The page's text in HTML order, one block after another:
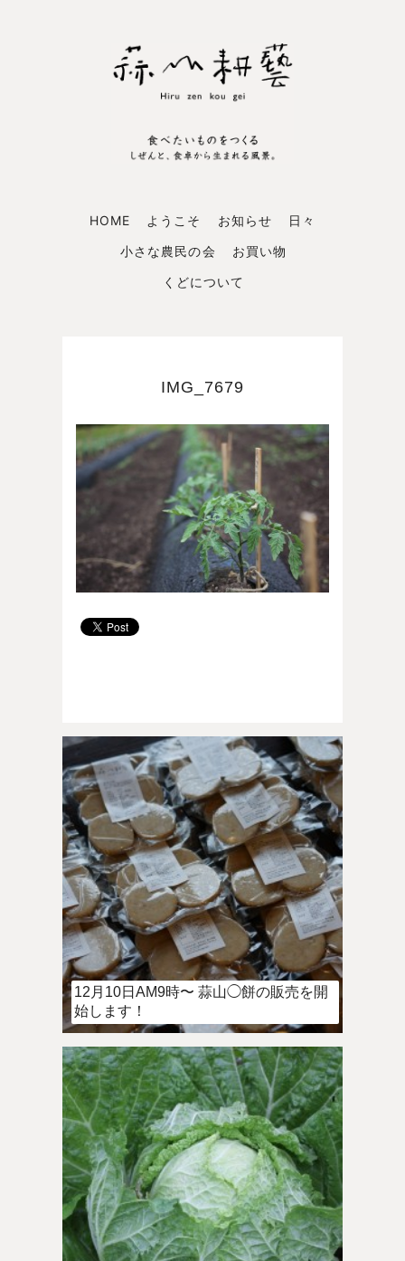
HOME ようこそ お知らせ
日々
小さな農民の会
お買い物
くどについて
IMG_7679
12月10日AM9時〜 蒜山◯餅の販売を開
始します！